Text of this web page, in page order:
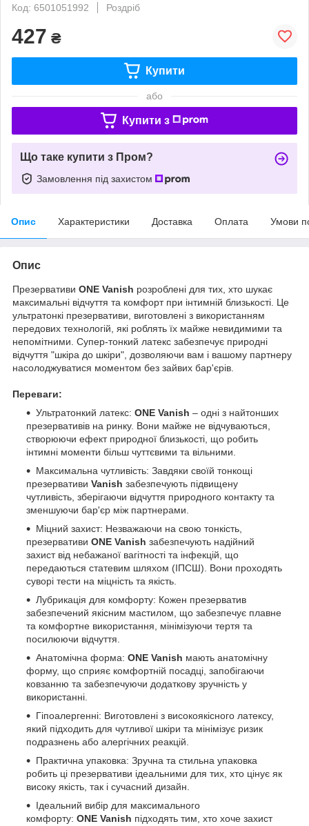
Код: 6501051992
Роздріб
427 ₴
Купити
або
Купити з
Що таке купити з Пром?
Замовлення під захистом
Опис Характеристики Доставка Оплата Умови
Опис
Презервативи ONE Vanish розроблені для тих, хто шукає
максимальні відчуття та комфорт при інтимній близькості. Це
ультратонкі презервативи, виготовлені з використанням
передових технологій, які роблять їх майже невидимими та
непомітними. Супер-тонкий латекс забезпечує природні
відчуття "шкіра до шкіри", дозволяючи вам і вашому партнеру
насолоджуватися моментом без зайвих бар'єрів.
Переваги:
Ультратонкий латекс: ONE Vanish – одні з найтонших
презервативів на ринку. Вони майже не відчуваються,
створюючи ефект природної близькості, що робить
інтимні моменти більш чуттєвими та вільними.
Максимальна чутливість: Завдяки своїй тонкощі
презервативи Vanish забезпечують підвищену
чутливість, зберігаючи відчуття природного контакту та
зменшуючи бар'єр між партнерами.
Міцний захист: Незважаючи на свою тонкість,
презервативи ONE Vanish забезпечують надійний
захист від небажаної вагітності та інфекцій, що
передаються статевим шляхом (ІПСШ). Вони проходять
суворі тести на міцність та якість.
Лубрикація для комфорту: Кожен презерватив
забезпечений якісним мастилом, що забезпечує плавне
та комфортне використання, мінімізуючи тертя та
посилюючи відчуття.
Анатомічна форма: ONE Vanish мають анатомічну
форму, що сприяє комфортній посадці, запобігаючи
ковзанню та забезпечуючи додаткову зручність у
використанні.
Гіпоалергенні: Виготовлені з високоякісного латексу,
який підходить для чутливої шкіри та мінімізує ризик
подразнень або алергічних реакцій.
Практична упаковка: Зручна та стильна упаковка
робить ці презервативи ідеальними для тих, хто цінує як
високу якість, так і сучасний дизайн.
Ідеальний вибір для максимального
комфорту: ONE Vanish підходять тим, хто хоче захист